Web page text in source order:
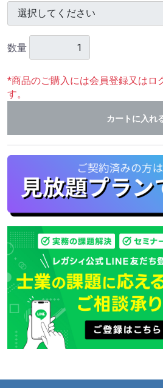
数量
*商品のご購入には会員登録又はロ
す。
カートに入れ